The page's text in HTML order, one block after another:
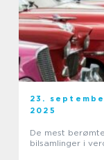
23.
2025
De mest berømte
bilsamlinger i